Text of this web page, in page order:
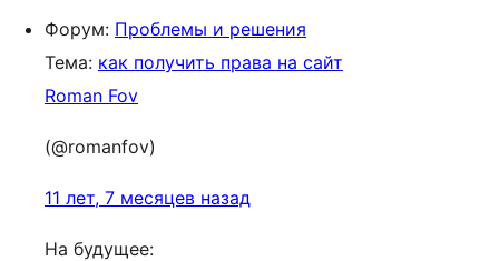
Форум: Проблемы и решения
Тема: как получить права на сайт
Roman Fov
(@romanfov)
11 лет, 7 месяцев назад
На будущее: